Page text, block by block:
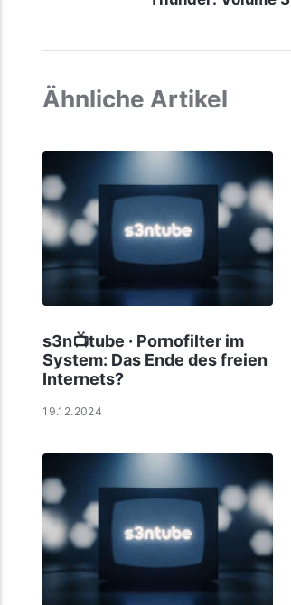
Ähnliche Artikel
s3n📺tube · Pornofilter im
System: Das Ende des freien
Internets?
19.12.2024